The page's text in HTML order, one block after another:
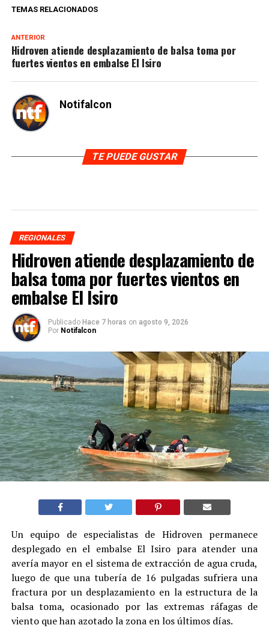
TEMAS RELACIONADOS
ANTERIOR
Hidroven atiende desplazamiento de balsa toma por
fuertes vientos en embalse El Isiro
Notifalcon
TE PUEDE GUSTAR
REGIONALES
Hidroven atiende desplazamiento de
balsa toma por fuertes vientos en
embalse El Isiro
Publicado Hace 7 horas on agosto 9, 2026
Por Notifalcon
Un equipo de especialistas de Hidroven permanece
desplegado en el embalse El Isiro para atender una
avería mayor en el sistema de extracción de agua cruda,
luego de que una tubería de 16 pulgadas sufriera una
fractura por un desplazamiento en la estructura de la
balsa toma, ocasionado por las extremas ráfagas de
viento que han azotado la zona en los últimos días.